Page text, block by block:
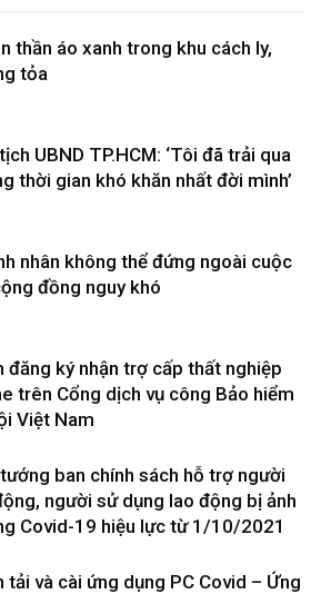
thần áo xanh trong khu cách ly,
tỏa
UBND TP.HCM: ‘Tôi đã trải qua
thời gian khó khăn nhất đời mình’
nhân không thể đứng ngoài cuộc
đồng nguy khó
đăng ký nhận trợ cấp thất nghiệp
trên Cổng dịch vụ công Bảo hiểm
Việt Nam
ban chính sách hỗ trợ người
người sử dụng lao động bị ảnh
Covid-19 hiệu lực từ 1/10/2021
tải và cài ứng dụng PC Covid – Ứng